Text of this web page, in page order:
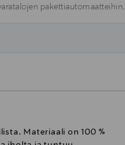
pakettiautomaatteihin.
Materiaali on 100 %